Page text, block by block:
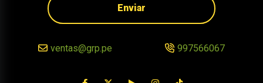
Enviar
ventas@grp.pe 997566067